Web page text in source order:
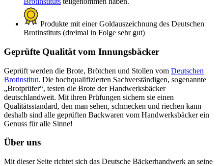
Produkte mit einer Goldauszeichnung des Deutschen
Brotinstituts (dreimal in Folge sehr gut)
Geprüfte Qualität vom Innungsbäcker
Geprüft werden die Brote, Brötchen und Stollen vom Deutschen
Brotinstitut. Die hochqualifizierten Sachverständigen, sogenannte
„Brotprüfer“, testen die Brote der Handwerksbäcker
deutschlandweit. Mit ihren Prüfungen sichern sie einen
Qualitätsstandard, den man sehen, schmecken und riechen kann –
deshalb sind alle geprüften Backwaren vom Handwerksbäcker ein
Genuss für alle Sinne!
Über uns
Mit dieser Seite richtet sich das Deutsche Bäckerhandwerk an seine